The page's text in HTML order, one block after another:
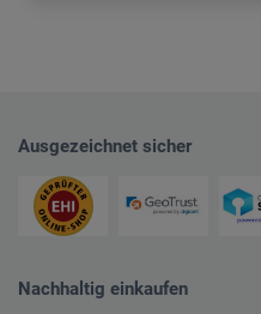
Ausgezeichnet sicher
Nachhaltig einkaufen